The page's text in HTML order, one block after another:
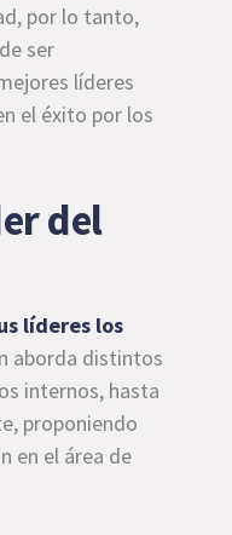
por lo tanto,
ser
líderes
el éxito por los
del
líderes los
aborda distintos
internos, hasta
proponiendo
en el área de